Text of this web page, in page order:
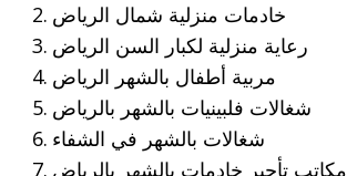
خادمات منزلية شمال الرياض
رعاية منزلية لكبار السن الرياض
مربية أطفال بالشهر الرياض
شغالات فلبينيات بالشهر بالرياض
شغالات بالشهر في الشفاء
مكاتب تأجير خادمات بالشهر بالرياض